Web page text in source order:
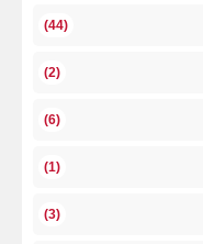
(44)
(2)
(6)
(1)
(3)